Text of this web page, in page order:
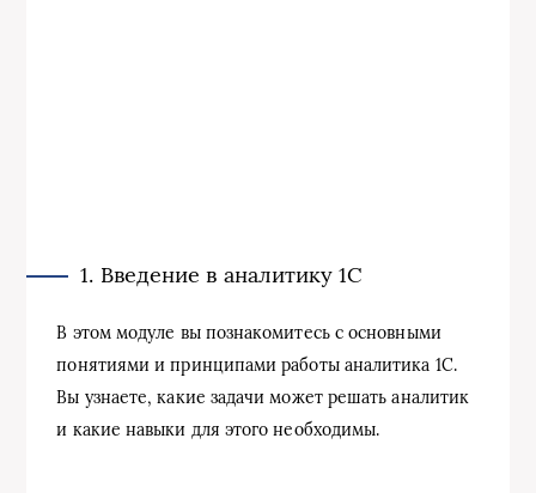
1. Введение в аналитику 1С
В этом модуле вы познакомитесь с основными
понятиями и принципами работы аналитика 1С.
Вы узнаете, какие задачи может решать аналитик
и какие навыки для этого необходимы.